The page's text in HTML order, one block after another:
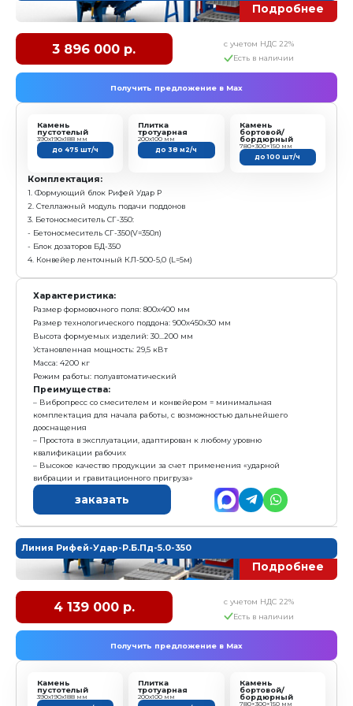
до 475 шт/ч до 38 м2/ч
Комплектация:
1. Формующий блок Рифей Удар Р:
- Вибропресс Рифей Удар Р
- Пульт управления
- Маслостанция
- Пуансон матрица - 1 комплект
- Поддон технологический - 10 шт
2. Модуль бесстеллажного формования "Б.Пд":
- Модуль подачи поддонов с кассетой
- Подъемник поддонов "Пд" (2 поддона в ряду)
Характеристика:
Размер формовочного поля: 800х400 мм
Размер технологического поддона: 900х450х30 мм
Высота формуемых изделий: 30...200 мм
Установленная мощность: 19 кВт
Масса: 3 325 кг
Режим работы: полуавтоматический
Преимущества:
Лучший выбор для изготовления стеновых блоков
Эффективное использование цеха и
Низкие затраты на организацию производства
Высокая рентабельность
Высокая надежность и долговечность
Интуитивно понятное управление
Максимальная экономическая эффективность
заказать
Линия Рифей-Удар-Р-5.0-350